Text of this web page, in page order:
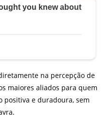
na percepção de
maiores aliados para quem
positiva e duradoura, sem